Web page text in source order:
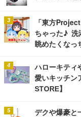
「東方
ちゃった♪ 洗
眺めたくなっ
ハローキティ
愛いキッチン
STORE】
デクや爆豪と